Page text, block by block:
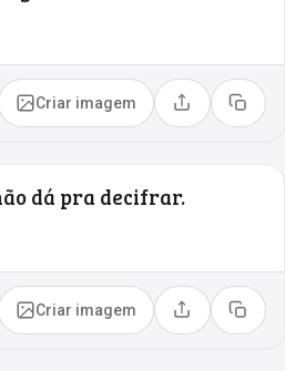
Criar imagem Compartilhar
Copiar
dá pra decifrar.
Criar imagem Compartilhar
Copiar